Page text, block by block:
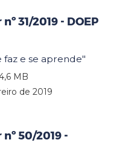
31/2019 - DOEP
faz e se aprende"
MB
de 2019
50/2019 -